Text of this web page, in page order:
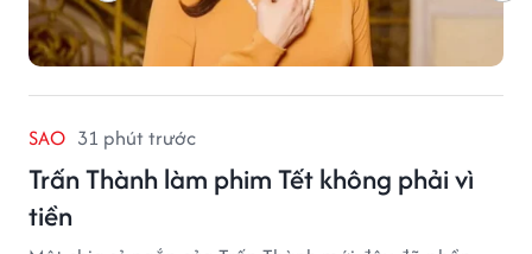
SAO 31 phút trước
Trấn Thành làm phim Tết không phải vì
tiền